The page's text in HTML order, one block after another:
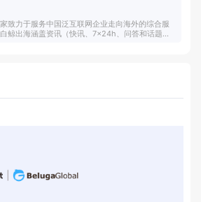
致力于服务中国泛互联网企业走向海外的综合服
鲸出海涵盖资讯（快讯、7×24h、问答和话题
体领域的领先品牌，在行业中家喻户晓。白鲸出
、2015年6月以及2017年11月分别完成百万人民
千万人民币级A轮融资和千万人民币级A+轮融